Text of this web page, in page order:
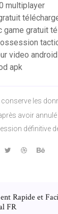
multiplayer
game gratuit
video android
apk
les
avoir
définitive
Rapide et
FR